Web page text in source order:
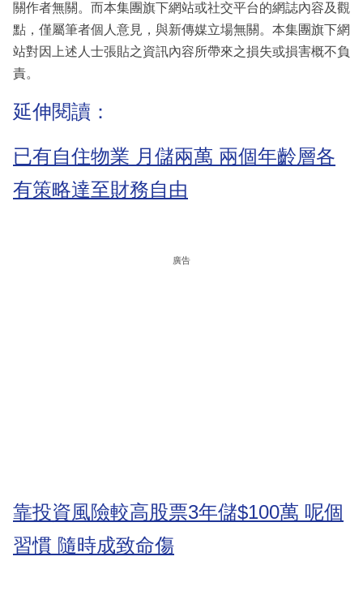
關作者無關。而本集團旗下網站或社交平台的網誌內容及觀
點，僅屬筆者個人意見，與新傳媒立場無關。本集團旗下網
站對因上述人士張貼之資訊內容所帶來之損失或損害概不負
責。
延伸閱讀：
已有自住物業 月儲兩萬 兩個年齡層各
有策略達至財務自由
廣告
靠投資風險較高股票3年儲$100萬 呢個
習慣 隨時成致命傷